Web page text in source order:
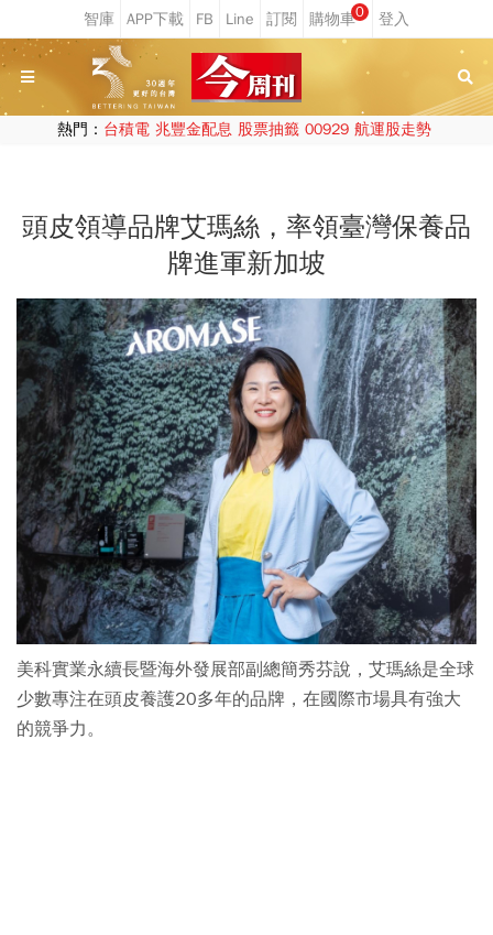
0
熱門： 台積電 兆豐金配息 股票抽籤 00929 航運股走勢
頭皮領導品牌艾瑪絲，率領臺灣保養品
牌進軍新加坡
美科實業永續長暨海外發展部副總簡秀芬說，艾瑪絲是全球
少數專注在頭皮養護20多年的品牌，在國際市場具有強大
的競爭力。